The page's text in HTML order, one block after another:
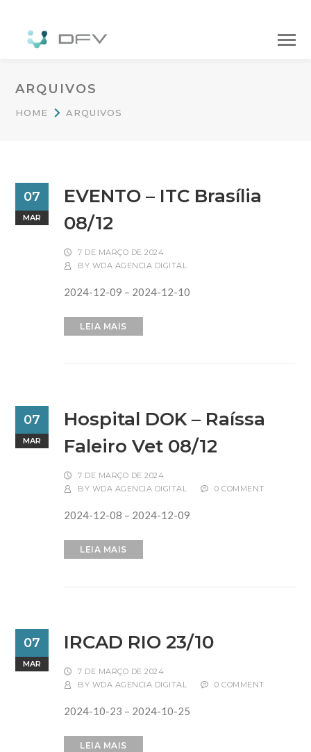
ARQUIVOS
HOME ARQUIVOS
07
MAR
EVENTO – ITC Brasília
08/12
7 DE MARÇO DE 2024
BY WDA AGENCIA DIGITAL
2024-12-09 – 2024-12-10
LEIA MAIS
07
MAR
Hospital DOK – Raíssa
Faleiro Vet 08/12
7 DE MARÇO DE 2024
BY WDA AGENCIA DIGITAL 0 COMMENT
2024-12-08 – 2024-12-09
LEIA MAIS
07
MAR
IRCAD RIO 23/10
7 DE MARÇO DE 2024
BY WDA AGENCIA DIGITAL 0 COMMENT
2024-10-23 – 2024-10-25
LEIA MAIS